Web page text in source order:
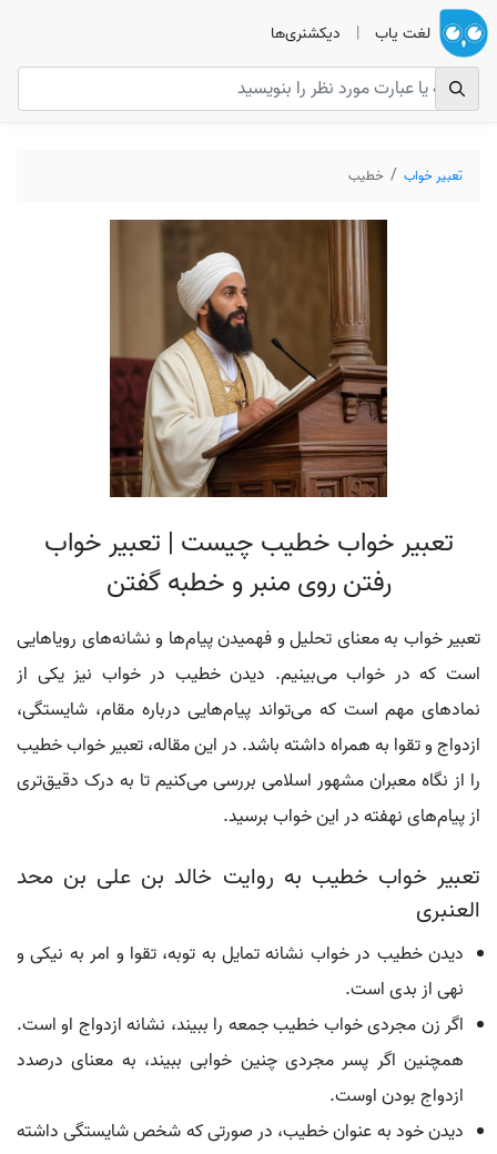
لغت یاب | دیکشنری‌ها
تعبیر خواب خطیب
تعبیر خواب خطیب چیست | تعبیر خواب
رفتن روی منبر و خطبه گفتن
تعبیر خواب به معنای تحلیل و فهمیدن پیام‌ها و نشانه‌های رویاهایی
است که در خواب می‌بینیم. دیدن خطیب در خواب نیز یکی از
نمادهای مهم است که می‌تواند پیام‌هایی درباره مقام، شایستگی،
ازدواج و تقوا به همراه داشته باشد. در این مقاله، تعبیر خواب خطیب
را از نگاه معبران مشهور اسلامی بررسی می‌کنیم تا به درک دقیق‌تری
از پیام‌های نهفته در این خواب برسید.
تعبیر خواب خطیب به روایت خالد بن علی بن محد
العنبری
دیدن خطیب در خواب نشانه تمایل به توبه، تقوا و امر به نیکی و
نهی از بدی است.
اگر زن مجردی خواب خطیب جمعه را ببیند، نشانه ازدواج او است.
همچنین اگر پسر مجردی چنین خوابی ببیند، به معنای درصدد
ازدواج بودن اوست.
دیدن خود به عنوان خطیب، در صورتی که شخص شایستگی داشته